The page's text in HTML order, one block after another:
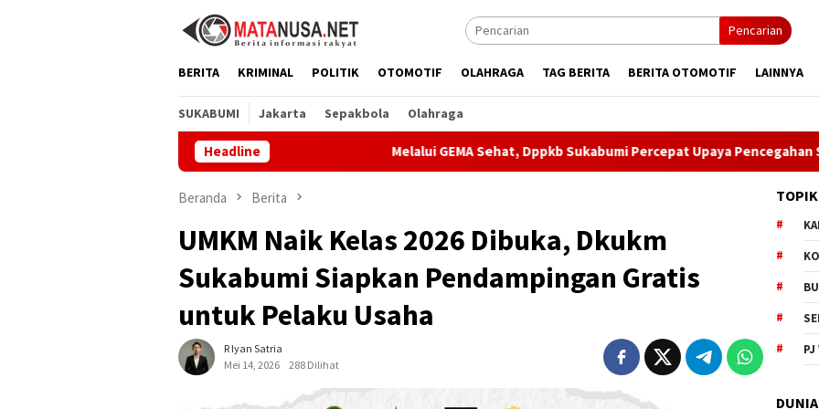
Pencarian
BERITA KRIMINAL POLITIK OTOMOTIF OLAHRAGA TAG BERITA BERITA OTOMOTIF LAINNYA
SUKABUMI Jakarta Sepakbola Olahraga
Headline Melalui GEMA Sehat, Dppkb Sukabumi Percepat Upaya Pencegahan Stunting
Beranda Berita
UMKM Naik Kelas 2026 Dibuka, Dkukm
Sukabumi Siapkan Pendampingan Gratis
untuk Pelaku Usaha
R Iyan Satria
Mei 14, 2026
288 Dilihat
DUNIA